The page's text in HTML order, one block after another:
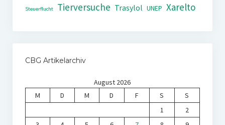
Steuerflucht Tierversuche Trasylol UNEP Xarelto
CBG Artikelarchiv
August 2026
M
D M D F S
S
1
2